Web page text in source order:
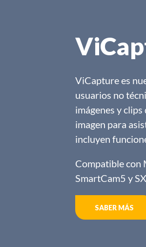
ViCapture es
usuarios no
imágenes y
imagen para
incluyen
Compatible con
SmartCam5 y
SABER MÁS